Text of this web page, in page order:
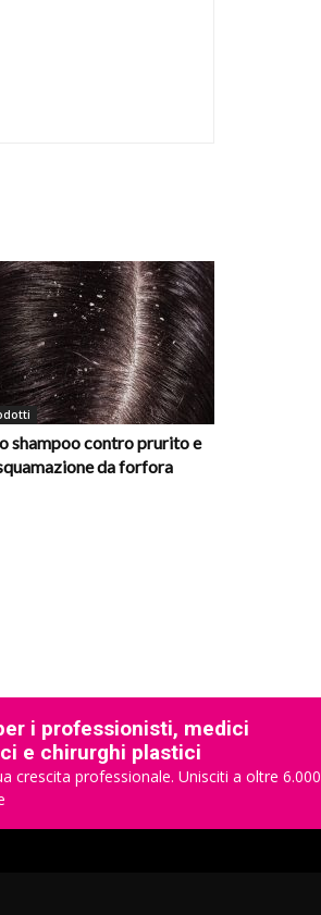
shampoo contro prurito e
da forfora
i professionisti, medici
e chirurghi plastici
crescita professionale. Unisciti a oltre 6.000